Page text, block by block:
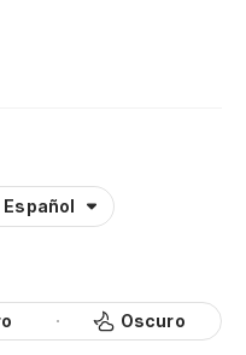
Español
Oscuro